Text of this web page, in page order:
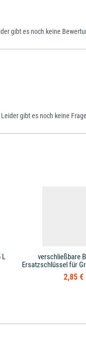
gibt es noch keine
Leider gibt es noch keine
L
verschließbare
Ersatzschlüssel für
2,85 €